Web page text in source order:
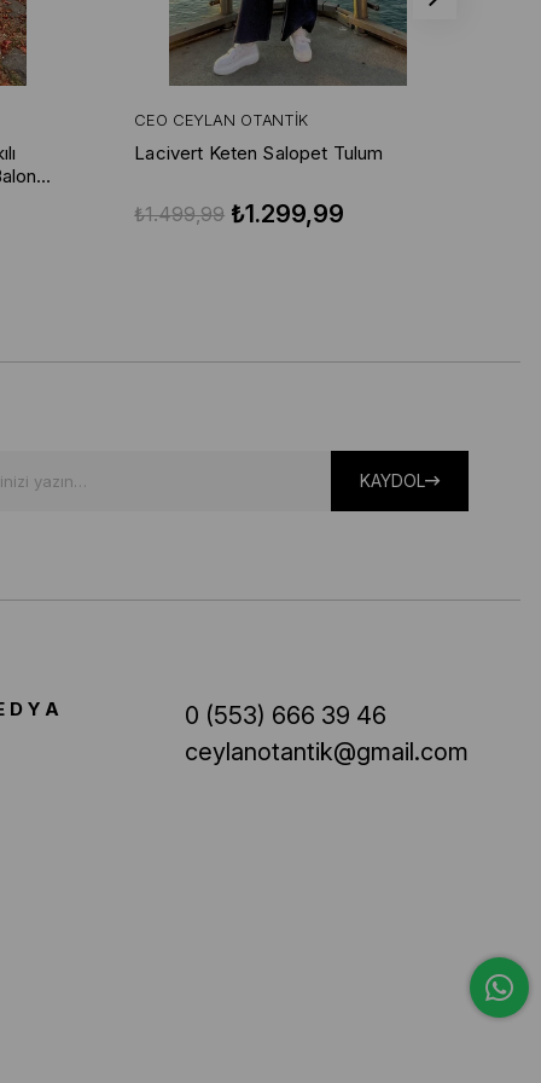
CEO CEYLAN OTANTIK
Lacivert Keten Salopet Tulum
₺1.299,99
₺1.499,99
KAYDOL
0 (553) 666 39 46
ceylanotantik@gmail.com